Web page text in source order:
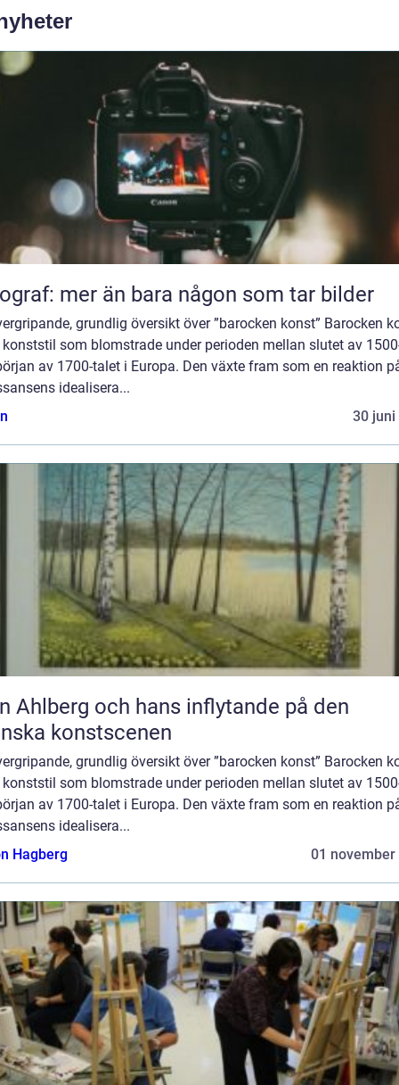
mer än bara någon som tar bilder
grundlig översikt över ”barocken konst” Barocken
konststil som blomstrade under perioden mellan slutet av
av 1700-talet i Europa. Den växte fram som en reaktion
idealisera...
30 juni
Ahlberg och hans inflytande på den
konstscenen
grundlig översikt över ”barocken konst” Barocken
konststil som blomstrade under perioden mellan slutet av
av 1700-talet i Europa. Den växte fram som en reaktion
idealisera...
Hagberg
01 november